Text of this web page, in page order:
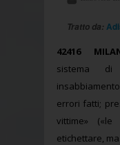
Tratto da:
42416
sistema di
errori fatti;
vittime»
etichettare,